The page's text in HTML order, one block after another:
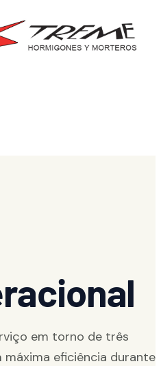
em torno de três
máxima eficiência durante